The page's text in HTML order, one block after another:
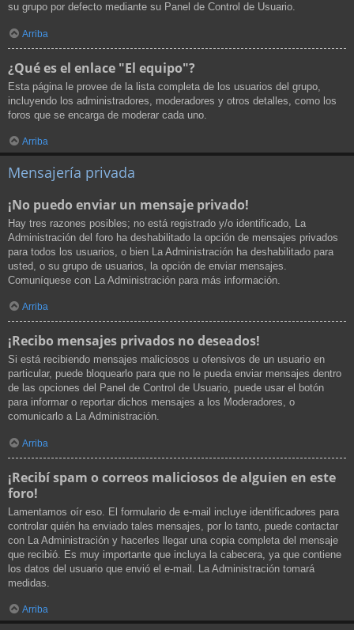
su grupo por defecto mediante su Panel de Control de Usuario.
Arriba
¿Qué es el enlace "El equipo"?
Esta página le provee de la lista completa de los usuarios del grupo,
incluyendo los administradores, moderadores y otros detalles, como los
foros que se encarga de moderar cada uno.
Arriba
Mensajería privada
¡No puedo enviar un mensaje privado!
Hay tres razones posibles; no está registrado y/o identificado, La
Administración del foro ha deshabilitado la opción de mensajes privados
para todos los usuarios, o bien La Administración ha deshabilitado para
usted, o su grupo de usuarios, la opción de enviar mensajes.
Comuníquese con La Administración para más información.
Arriba
¡Recibo mensajes privados no deseados!
Si está recibiendo mensajes maliciosos u ofensivos de un usuario en
particular, puede bloquearlo para que no le pueda enviar mensajes dentro
de las opciones del Panel de Control de Usuario, puede usar el botón
para informar o reportar dichos mensajes a los Moderadores, o
comunicarlo a La Administración.
Arriba
¡Recibí spam o correos maliciosos de alguien en este
foro!
Lamentamos oír eso. El formulario de e-mail incluye identificadores para
controlar quién ha enviado tales mensajes, por lo tanto, puede contactar
con La Administración y hacerles llegar una copia completa del mensaje
que recibió. Es muy importante que incluya la cabecera, ya que contiene
los datos del usuario que envió el e-mail. La Administración tomará
medidas.
Arriba